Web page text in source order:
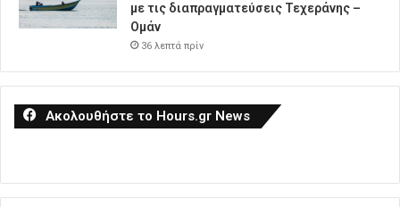
με τις διαπραγματεύσεις Τεχεράνης –
Ομάν
36 λεπτά πρίν
Ακολουθήστε το Hours.gr News